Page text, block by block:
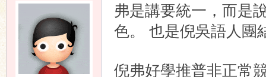
弗是講要統一，而是
色。
也是倪吳語人團
倪弗好學推普非正常